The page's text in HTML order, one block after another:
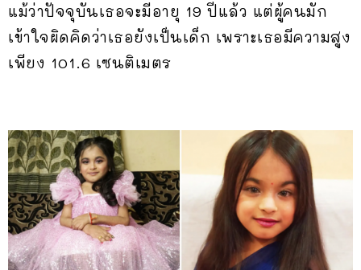
แม้ว่าปัจจุบันเธอจะมีอายุ 19 ปีแล้ว แต่ผู้คนมัก
เข้าใจผิดคิดว่าเธอยังเป็นเด็ก เพราะเธอมีความสูง
เพียง 101.6 เซนติเมตร